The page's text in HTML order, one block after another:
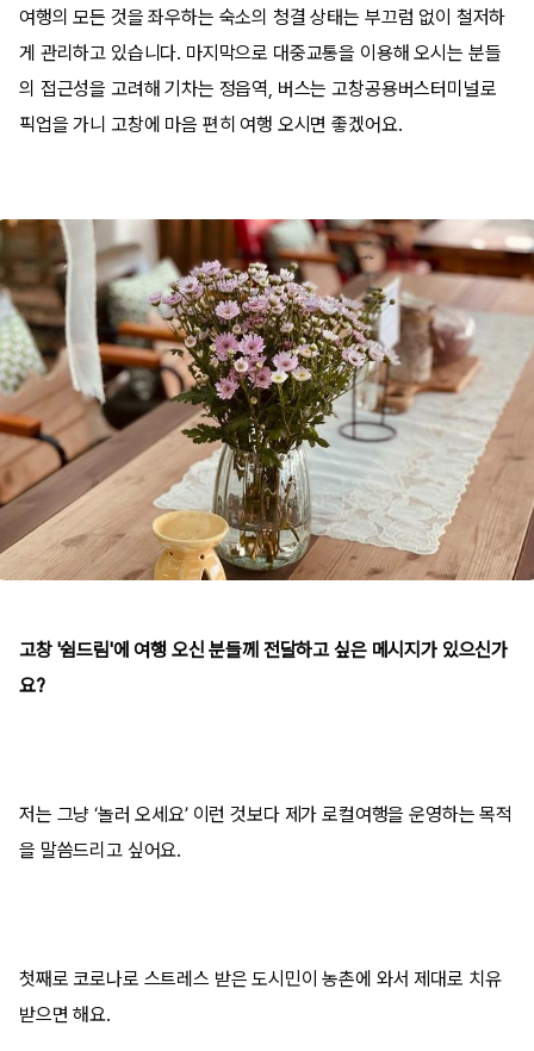
여행의 모든 것을 좌우하는 숙소의 청결 상태는 부끄럼 없이 철저하
게 관리하고 있습니다. 마지막으로 대중교통을 이용해 오시는 분들
의 접근성을 고려해 기차는 정읍역 버스는 고창공용버스터미널로
픽업을 가니 고창에 마음 편히 여행 오시면 좋겠어요.
고창 '쉼드림'에 여행 오신 분들께 전달하고 싶은 메시지가 있으신가
요?
저는 그냥‘놀러 오세요’ 이런 것보다 제가 로컬여행을 운영하는 목적
을 말씀드리고 싶어요.
첫째로 코로나로 스트레스 받은 도시민이 농촌에 와서 제대로 치유
받으면 해요.